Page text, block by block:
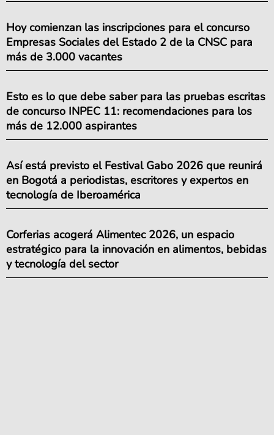
Hoy comienzan las inscripciones para el concurso
Empresas Sociales del Estado 2 de la CNSC para
más de 3.000 vacantes
Esto es lo que debe saber para las pruebas escritas
de concurso INPEC 11: recomendaciones para los
más de 12.000 aspirantes
Así está previsto el Festival Gabo 2026 que reunirá
en Bogotá a periodistas, escritores y expertos en
tecnología de Iberoamérica
Corferias acogerá Alimentec 2026, un espacio
estratégico para la innovación en alimentos, bebidas
y tecnología del sector